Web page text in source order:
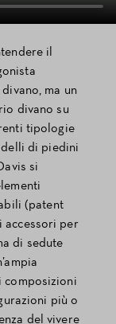
il
ma un
divano su
tipologie
di piedini
si
(patent
accessori per
di sedute
composizioni
più o
del vivere